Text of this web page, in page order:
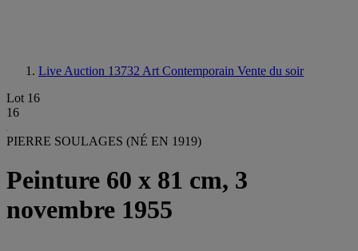
Live Auction 13732 Art Contemporain Vente du soir
Lot 16
16
PIERRE SOULAGES (NÉ EN 1919)
Peinture 60 x 81 cm, 3
novembre 1955